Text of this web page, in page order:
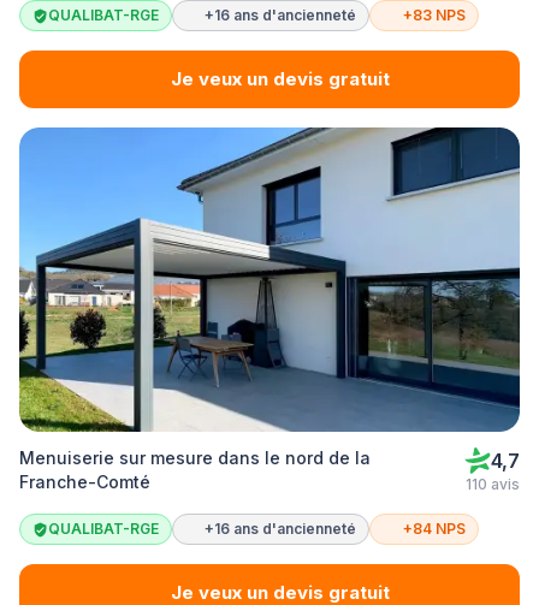
QUALIBAT-RGE +16 ans d'ancienneté +83 NPS
Je veux un devis gratuit
Menuiserie sur mesure dans le nord de la
Franche-Comté
4,7
110 avis
QUALIBAT-RGE +16 ans d'ancienneté +84 NPS
Je veux un devis gratuit